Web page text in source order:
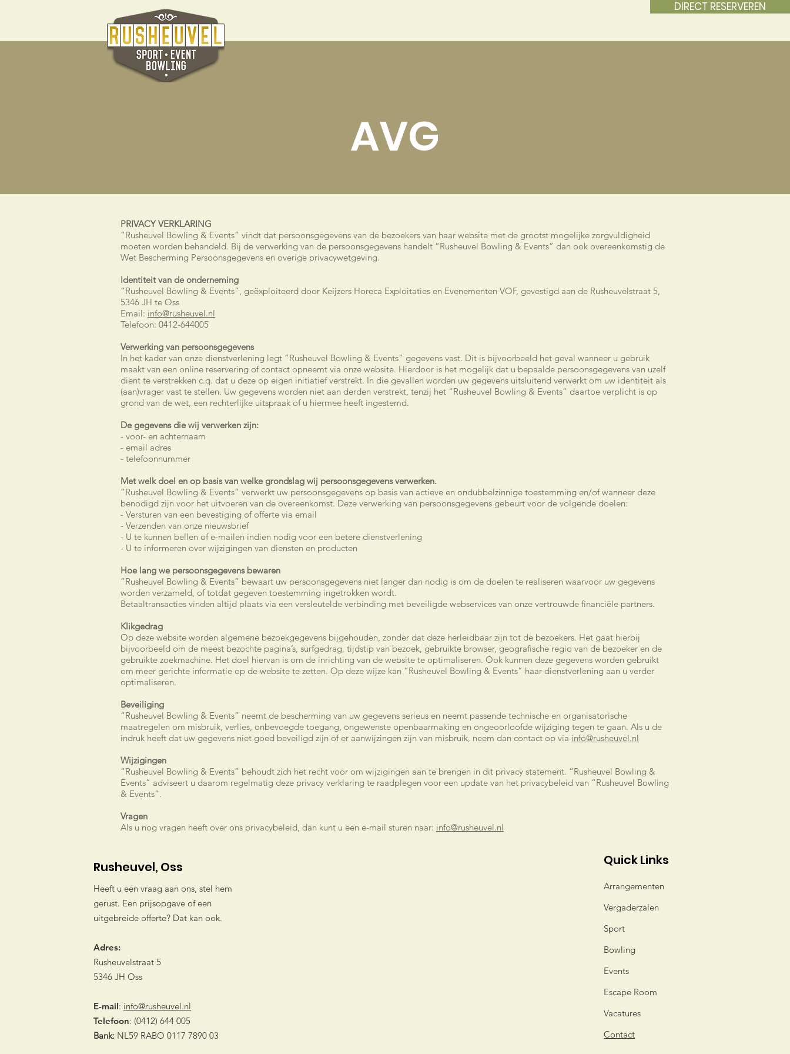
DIRECT RESERVEREN
AVG
PRIVACY VERKLARING
“Rusheuvel Bowling & Events” vindt dat persoonsgegevens van de bezoekers van haar website met de grootst mogelijke zorgvuldigheid
moeten worden behandeld. Bij de verwerking van de persoonsgegevens handelt “Rusheuvel Bowling & Events” dan ook overeenkomstig de
Wet Bescherming Persoonsgegevens en overige privacywetgeving.
Identiteit van de onderneming
“Rusheuvel Bowling & Events”, geëxploiteerd door Keijzers Horeca Exploitaties en Evenementen VOF, gevestigd aan de Rusheuvelstraat 5,
5346 JH te Oss
Email: info@rusheuvel.nl
Telefoon: 0412-644005
Verwerking van persoonsgegevens
In het kader van onze dienstverlening legt “Rusheuvel Bowling & Events” gegevens vast. Dit is bijvoorbeeld het geval wanneer u gebruik
maakt van een online reservering of contact opneemt via onze website. Hierdoor is het mogelijk dat u bepaalde persoonsgegevens van uzelf
dient te verstrekken c.q. dat u deze op eigen initiatief verstrekt. In die gevallen worden uw gegevens uitsluitend verwerkt om uw identiteit als
(aan)vrager vast te stellen. Uw gegevens worden niet aan derden verstrekt, tenzij het “Rusheuvel Bowling & Events” daartoe verplicht is op
grond van de wet, een rechterlijke uitspraak of u hiermee heeft ingestemd.
De gegevens die wij verwerken zijn:
- voor- en achternaam
- email adres
- telefoonnummer
Met welk doel en op basis van welke grondslag wij persoonsgegevens verwerken.
“Rusheuvel Bowling & Events” verwerkt uw persoonsgegevens op basis van actieve en ondubbelzinnige toestemming en/of wanneer deze
benodigd zijn voor het uitvoeren van de overeenkomst. Deze verwerking van persoonsgegevens gebeurt voor de volgende doelen:
- Versturen van een bevestiging of offerte via email
- Verzenden van onze nieuwsbrief
- U te kunnen bellen of e-mailen indien nodig voor een betere dienstverlening
- U te informeren over wijzigingen van diensten en producten
Hoe lang we persoonsgegevens bewaren
“Rusheuvel Bowling & Events” bewaart uw persoonsgegevens niet langer dan nodig is om de doelen te realiseren waarvoor uw gegevens
worden verzameld, of totdat gegeven toestemming ingetrokken wordt.
Betaaltransacties vinden altijd plaats via een versleutelde verbinding met beveiligde webservices van onze vertrouwde financiële partners.
Klikgedrag
Op deze website worden algemene bezoekgegevens bijgehouden, zonder dat deze herleidbaar zijn tot de bezoekers. Het gaat hierbij
bijvoorbeeld om de meest bezochte pagina’s, surfgedrag, tijdstip van bezoek, gebruikte browser, geografische regio van de bezoeker en de
gebruikte zoekmachine. Het doel hiervan is om de inrichting van de website te optimaliseren. Ook kunnen deze gegevens worden gebruikt
om meer gerichte informatie op de website te zetten. Op deze wijze kan “Rusheuvel Bowling & Events” haar dienstverlening aan u verder
optimaliseren.
Beveiliging
“Rusheuvel Bowling & Events” neemt de bescherming van uw gegevens serieus en neemt passende technische en organisatorische
maatregelen om misbruik, verlies, onbevoegde toegang, ongewenste openbaarmaking en ongeoorloofde wijziging tegen te gaan. Als u de
indruk heeft dat uw gegevens niet goed beveiligd zijn of er aanwijzingen zijn van misbruik, neem dan contact op via info@rusheuvel.nl
Wijzigingen
“Rusheuvel Bowling & Events” behoudt zich het recht voor om wijzigingen aan te brengen in dit privacy statement. “Rusheuvel Bowling &
Events” adviseert u daarom regelmatig deze privacy verklaring te raadplegen voor een update van het privacybeleid van “Rusheuvel Bowling
& Events”.
Vragen
Als u nog vragen heeft over ons privacybeleid, dan kunt u een e-mail sturen naar: info@rusheuvel.nl
Rusheuvel, Oss
Heeft u een vraag aan ons, stel hem
gerust. Een prijsopgave of een
uitgebreide offerte? Dat kan ook.
Adres:
Rusheuvelstraat 5
5346 JH Oss
E-mail: info@rusheuvel.nl
Telefoon: (0412) 644 005
Bank: NL59 RABO 0117 7890 03
Quick Links
Arrangementen
Vergaderzalen
Sport
Bowling
Events
Escape Room
Vacatures
Contact